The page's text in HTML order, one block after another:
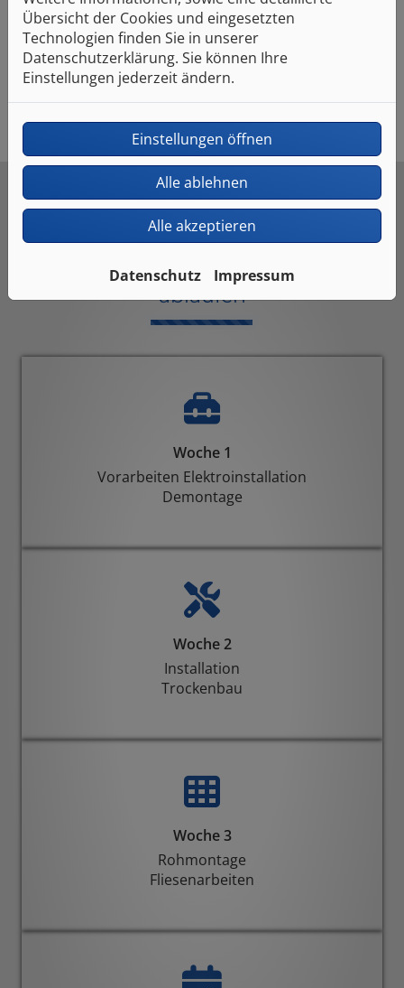
Fliesenlegen bis zu Elektro- und Malerarbeiten.
Deshalb können Sie sich fest auf eine durchgängig
hohe Ausführungsqualität und Termintreue
verlassen.
So schnell und einfach kann Ihre
Badsanierung in 4 Wochen
ablaufen
Woche 1
Vorarbeiten Elektroinstallation
Demontage
Woche 2
Installation
Trockenbau
Woche 3
Rohmontage
Fliesenarbeiten
Übersicht der Cookies und eingesetzten
Technologien finden Sie in unserer
Datenschutzerklärung. Sie können Ihre
Einstellungen jederzeit ändern.
Einstellungen öffnen
Alle ablehnen
Alle akzeptieren
Datenschutz Impressum